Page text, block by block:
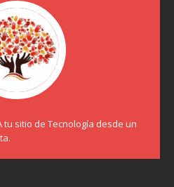
tu sitio de Tecnología desde un